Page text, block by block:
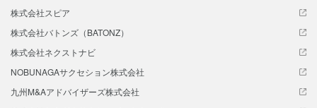
株式会社スピア
株式会社バトンズ（BATONZ）
株式会社ネクストナビ
NOBUNAGAサクセション株式会社
九州M&Aアドバイザーズ株式会社